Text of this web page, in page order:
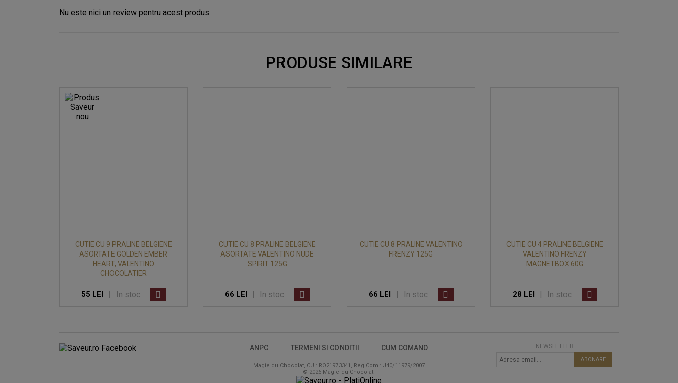
Nu este nici un review pentru acest produs.
PRODUSE SIMILARE
CUTIE CU 9 PRALINE BELGIENE
ASORTATE GOLDEN EMBER
HEART, VALENTINO
CHOCOLATIER
55 LEI | In stoc
CUTIE CU 8 PRALINE BELGIENE
ASORTATE VALENTINO NUDE
SPIRIT 125G
66 LEI | In stoc
CUTIE CU 8 PRALINE VALENTINO
FRENZY 125G
66 LEI | In stoc
CUTIE CU 4 PRALINE BELGIENE
VALENTINO FRENZY
MAGNETBOX 60G
28 LEI | In stoc
NEWSLETTER
ABONARE
ANPC TERMENI SI CONDITII CUM COMAND
Magie du Chocolat, CUI: RO21973341, Reg Com.: J40/11979/2007
© 2026 Magie du Chocolat.